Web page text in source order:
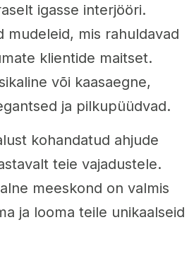
igasse interjööri.
mudeleid, mis rahuldavad
klientide maitset.
või kaasaegne,
ja pilkupüüdvad.
kohandatud ahjude
teie vajadustele.
meeskond on valmis
ja looma teile unikaalseid